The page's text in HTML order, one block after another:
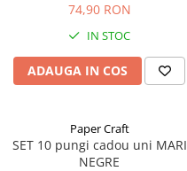
Pungi cadou STICLA
Pungi cadou MEDII
Pungi cadou MICI
Pungi hartie kraft
74,90 RON
IN STOC
ADAUGA IN COS
Paper Craft
SET 10 pungi cadou uni MARI
NEGRE